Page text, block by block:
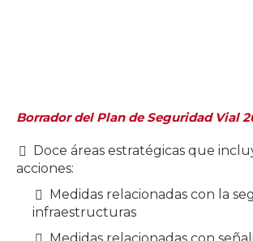
Borrador del Plan de Seguridad Vial
Doce áreas estratégicas que
acciones:
Medidas relacionadas con la
infraestructuras